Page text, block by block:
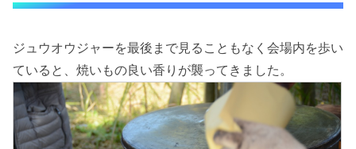
ジュウオウジャーを最後まで見ることもなく会場内を歩い
ていると、焼いもの良い香りが襲ってきました。